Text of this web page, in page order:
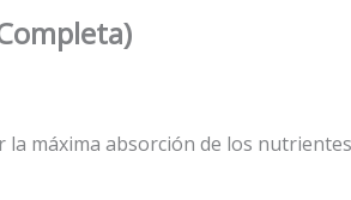
máxima absorción de los